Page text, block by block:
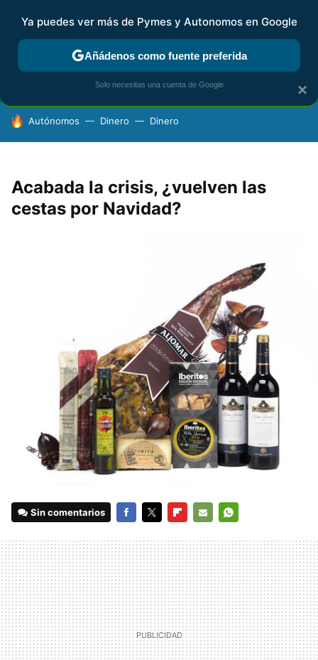
FISCALIDAD Y CONTABILIDAD KIT DIGITAL RENTA
HOY SE HABLA DE
Autónomos Dinero Dinero
Acabada la crisis, ¿vuelven las
cestas por Navidad?
Sin comentarios
MAIL
×
Ya puedes ver más de Pymes y Autonomos en Google
Añádenos como fuente preferida
Solo necesitas una cuenta de Google